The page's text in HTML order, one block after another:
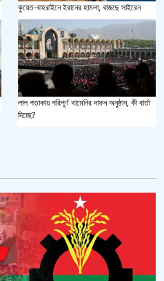
কুয়েত-বাহরাইনে ইরানের হামলা, বাজছে সাইরেন
লাল পতাকায় পরিপূর্ণ খামেনির দাফন অনুষ্ঠান, কী বার্তা
দিচ্ছে?